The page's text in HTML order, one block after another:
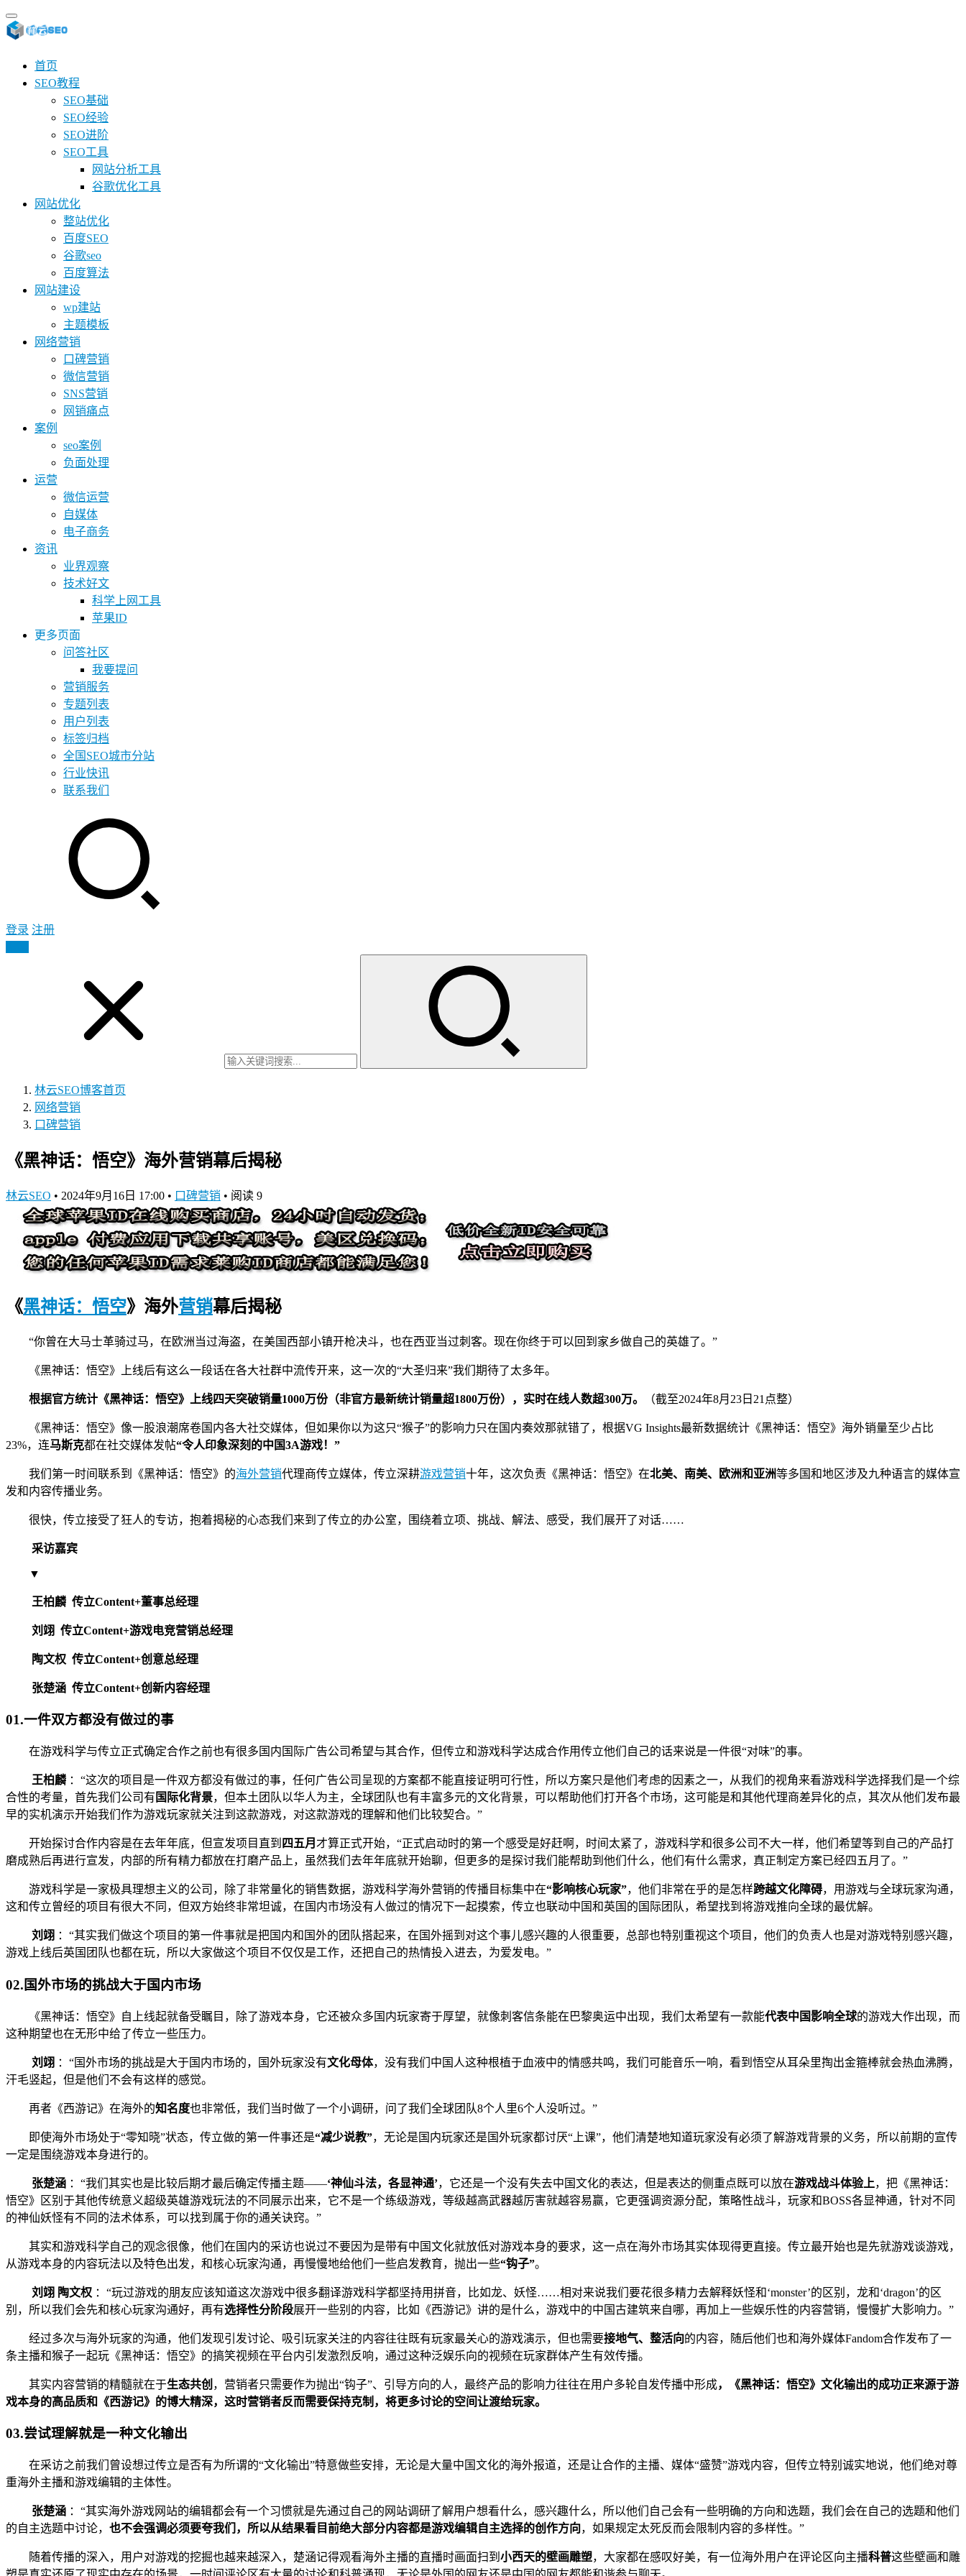
首页
SEO教程
SEO基础
SEO经验
SEO进阶
SEO工具
网站分析工具
谷歌优化工具
网站优化
整站优化
百度SEO
谷歌seo
百度算法
网站建设
wp建站
主题模板
网络营销
口碑营销
微信营销
SNS营销
网销痛点
案例
seo案例
负面处理
运营
微信运营
自媒体
电子商务
资讯
业界观察
技术好文
科学上网工具
苹果ID
更多页面
问答社区
我要提问
营销服务
专题列表
用户列表
标签归档
全国SEO城市分站
行业快讯
联系我们
登录 注册
林云SEO博客首页
网络营销
口碑营销
《黑神话：悟空》海外营销幕后揭秘
林云SEO • 2024年9月16日 17:00 • 口碑营销 • 阅读 9
《黑神话：悟空》海外营销幕后揭秘
“你曾在大马士革骑过马，在欧洲当过海盗，在美国西部小镇开枪决斗，也在西亚当过刺客。现在你终于可以回到家乡做自己的英雄了。”
《黑神话：悟空》 上线后有这么一段话在各大社群中流传开来，这一次的“大圣归来”我们期待了太多年。
根据官方统计《黑神话：悟空》上线四天突破销量1000万份（非官方最新统计销量超1800万份），实时在线人数超300万。 （截至2024年8月23日21点整）
《黑神话：悟空》像一股浪潮席卷国内各大社交媒体，但如果你以为这只“猴子”的影响力只在国内奏效那就错了，根据VG Insights最新数据统计《黑神话：悟空》海外销量至少占比
23%，连马斯克都在社交媒体发帖“令人印象深刻的中国3A游戏！”
我们第一时间联系到《黑神话：悟空》的海外营销代理商传立媒体，传立深耕游戏营销十年，这次负责《黑神话：悟空》在北美、南美、欧洲和亚洲等多国和地区涉及九种语言的媒体宣
发和内容传播业务。
很快，传立接受了狂人的专访，抱着揭秘的心态我们来到了传立的办公室，围绕着立项、挑战、解法、感受，我们展开了对话……
采访嘉宾
▼
王柏麟 传立Content+董事总经理
刘翊 传立Content+游戏电竞营销总经理
陶文权 传立Content+创意总经理
张楚涵 传立Content+创新内容经理
01.一件双方都没有做过的事
在游戏科学与传立正式确定合作之前也有很多国内国际广告公司希望与其合作，但传立和游戏科学达成合作用传立他们自己的话来说是一件很“对味”的事。
王柏麟：“这次的项目是一件双方都没有做过的事，任何广告公司呈现的方案都不能直接证明可行性，所以方案只是他们考虑的因素之一，从我们的视角来看游戏科学选择我们是一个综
合性的考量，首先我们公司有 国际化背景，但本土团队以华人为主，全球团队也有丰富多元的文化背景，可以帮助他们打开各个市场，这可能是和其他代理商差异化的点，其次从他们发布最
早的实机演示开始我们作为游戏玩家就关注到这款游戏，对这款游戏的理解和他们比较契合。”
开始探讨合作内容是在去年年底，但宣发项目直到 四五月 才算正式开始，“正式启动时的第一个感受是好赶啊，时间太紧了，游戏科学和很多公司不大一样，他们希望等到自己的产品打
磨成熟后再进行宣发，内部的所有精力都放在打磨产品上，虽然我们去年年底就开始聊，但更多的是探讨我们能帮助到他们什么，他们有什么需求，真正制定方案已经四五月了。”
游戏科学是一家极具理想主义的公司，除了非常量化的销售数据，游戏科学海外营销的传播目标集中在“影响核心玩家”，他们非常在乎的是怎样跨越文化障碍，用游戏与全球玩家沟通，
这和传立曾经的项目有很大不同，但双方始终非常坦诚，在国内市场没有人做过的情况下一起摸索，传立也联动中国和英国的国际团队，希望找到将游戏推向全球的最优解。
刘翊 ：“其实我们做这个项目的第一件事就是把国内和国外的团队搭起来，在国外摇到对这个事儿感兴趣的人很重要，总部也特别重视这个项目，他们的负责人也是对游戏特别感兴趣，
游戏上线后英国团队也都在玩，所以大家做这个项目不仅仅是工作，还把自己的热情投入进去，为爱发电。”
02.国外市场的挑战大于国内市场
《黑神话：悟空》自上线起就备受瞩目，除了游戏本身，它还被众多国内玩家寄于厚望，就像刺客信条能在巴黎奥运中出现，我们太希望有一款能代表中国影响全球的游戏大作出现，而
这种期望也在无形中给了传立一些压力。
刘翊 ：“国外市场的挑战是大于国内市场的，国外玩家没有文化母体，没有我们中国人这种根植于血液中的情感共鸣，我们可能音乐一响，看到悟空从耳朵里掏出金箍棒就会热血沸腾，
汗毛竖起，但是他们不会有这样的感觉。
再者《西游记》在海外的知名度也非常低，我们当时做了一个小调研，问了我们全球团队8个人里6个人没听过。”
即使海外市场处于“零知晓”状态，传立做的第一件事还是“减少说教”，无论是国内玩家还是国外玩家都讨厌“上课”，他们清楚地知道玩家没有必须了解游戏背景的义务，所以前期的宣传
一定是围绕游戏本身进行的。
张楚涵 ：“我们其实也是比较后期才最后确定传播主题——‘神仙斗法，各显神通’，它还是一个没有失去中国文化的表达，但是表达的侧重点既可以放在游戏战斗体验上，把《黑神话：
悟空》区别于其他传统意义超级英雄游戏玩法的不同展示出来，它不是一个练级游戏，等级越高武器越厉害就越容易赢，它更强调资源分配，策略性战斗，玩家和BOSS各显神通，针对不同
的神仙妖怪有不同的法术体系，可以找到属于你的通关诀窍。”
其实和游戏科学自己的观念很像，他们在国内的采访也说过不要因为是带有中国文化就放低对游戏本身的要求，这一点在海外市场其实体现得更直接。传立最开始也是先就游戏谈游戏，
从游戏本身的内容玩法以及特色出发，和核心玩家沟通，再慢慢地给他们一些启发教育，抛出一些“钩子”。
刘翊 陶文权 ：“玩过游戏的朋友应该知道这次游戏中很多翻译游戏科学都坚持用拼音，比如龙、妖怪……相对来说我们要花很多精力去解释妖怪和‘monster’的区别，龙和‘dragon’的区
别，所以我们会先和核心玩家沟通好，再有选择性分阶段展开一些别的内容，比如《西游记》讲的是什么，游戏中的中国古建筑来自哪，再加上一些娱乐性的内容营销，慢慢扩大影响力。”
经过多次与海外玩家的沟通，他们发现引发讨论、吸引玩家关注的内容往往既有玩家最关心的游戏演示，但也需要接地气、整活向的内容，随后他们也和海外媒体Fandom合作发布了一
条主播和猴子一起玩《黑神话：悟空》的搞笑视频在平台内引发激烈反响，通过这种泛娱乐向的视频在玩家群体产生有效传播。
其实内容营销的精髓就在于生态共创 ，营销者只需要作为抛出“钩子”、引导方向的人，最终产品的影响力往往在用户多轮自发传播中形成，《黑神话：悟空》文化输出的成功正来源于游
戏本身的高品质和《西游记》的博大精深，这时营销者反而需要保持克制，将更多讨论的空间让渡给玩家。
03.尝试理解就是一种文化输出
在采访之前我们曾设想过传立是否有为所谓的“文化输出”特意做些安排，无论是大量中国文化的海外报道，还是让合作的主播、媒体“盛赞”游戏内容，但传立特别诚实地说，他们绝对尊
重海外主播和游戏编辑的主体性。
张楚涵 ：“其实海外游戏网站的编辑都会有一个习惯就是先通过自己的网站调研了解用户想看什么，感兴趣什么，所以他们自己会有一些明确的方向和选题，我们会在自己的选题和他们
的自主选题中讨论， 也不会强调必须要夸我们，所以从结果看目前绝大部分内容都是游戏编辑自主选择的创作方向，如果规定太死反而会限制内容的多样性。”
随着传播的深入，用户对游戏的挖掘也越来越深入，楚涵记得观看海外主播的直播时画面扫到 小西天的壁画雕塑，大家都在感叹好美，有一位海外用户在评论区向主播科普这些壁画和雕